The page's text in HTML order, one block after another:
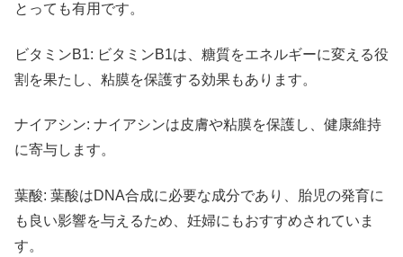
とっても有用です。
ビタミンB1: ビタミンB1は、糖質をエネルギーに変える役
割を果たし、粘膜を保護する効果もあります。
ナイアシン: ナイアシンは皮膚や粘膜を保護し、健康維持
に寄与します。
葉酸: 葉酸はDNA合成に必要な成分であり、胎児の発育に
も良い影響を与えるため、妊婦にもおすすめされていま
す。